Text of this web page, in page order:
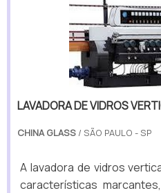
LAVADORA DE VIDROS
CHINA GLASS / SÃO PAULO - SP
A lavadora de vidros
características